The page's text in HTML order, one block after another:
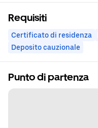
Requisiti
Certificato di residenza
Deposito cauzionale
Punto di partenza